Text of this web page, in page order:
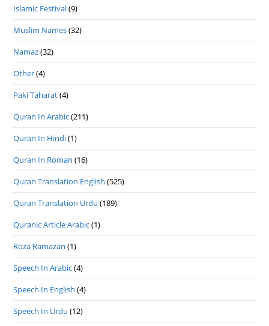
Islamic Festival(9)
Muslim Names(32)
Namaz(32)
Other(4)
Paki Taharat(4)
Quran In Arabic(211)
Quran In Hindi(1)
Quran In Roman (16)
Quran Translation English (525)
Quran Translation Urdu (189)
Quranic Article Arabic(1)
Roza Ramazan (1)
Speech In Arabic(4)
Speech In English (4)
Speech In Urdu (12)